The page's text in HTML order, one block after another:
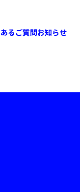
るご質問お知らせ